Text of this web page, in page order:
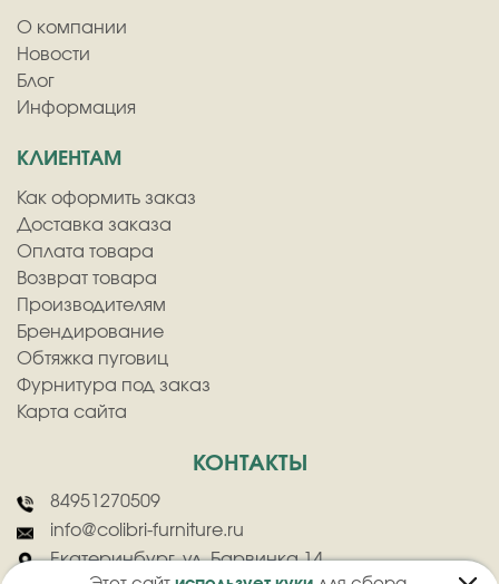
О компании
Новости
Блог
Информация
КЛИЕНТАМ
Как оформить заказ
Доставка заказа
Оплата товара
Возврат товара
Производителям
Брендирование
Обтяжка пуговиц
Фурнитура под заказ
Карта сайта
КОНТАКТЫ
84951270509
info@colibri-furniture.ru
Екатеринбург, ул. Барвинка 14